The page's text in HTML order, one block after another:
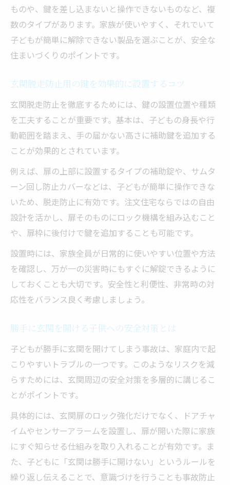
ものや、鍵を差し込まないと操作できないものなど、複
数のタイプがあります。家族が使いやすく、それでいて
子どもが簡単に解除できない製品を選ぶことが、安全な
住まいづくりのポイントです。
玄関脱走防止用の鍵を効果的に設置するコツ
玄関脱走防止を徹底するためには、鍵の設置位置や種類
を工夫することが重要です。基本は、子どもの身長や行
動範囲を踏まえ、手の届かない高さに補助鍵を追加する
ことが効果的とされています。
例えば、扉の上部に設置するタイプの補助錠や、サムタ
ーン回し防止カバーなどは、子どもが簡単に操作できな
いため、脱走防止に有効です。注文住宅ならではの自由
設計を活かし、扉そのものにロック機構を組み込むこと
や、扉枠に後付けで鍵を追加することも可能です。
設置時には、家族全員が日常的に使いやすい位置や方法
を確認し、万が一の災害時にもすぐに解錠できるように
しておくことも大切です。安全性と利便性、非常時の対
応性をバランス良く考慮しましょう。
勝手に玄関を開ける子供への安全対策とは
子どもが勝手に玄関を開けてしまう事故は、家庭内で起
こりやすいトラブルの一つです。このようなリスクを減
らすためには、玄関周辺の安全対策を多層的に講じるこ
とがポイントです。
具体的には、玄関扉のロック強化だけでなく、ドアチャ
イムやセンサーアラームを設置し、扉が開いた際に家族
にすぐ知らせる仕組みを取り入れることが有効です。ま
た、子どもに「玄関は勝手に開けない」というルールを
繰り返し伝えることで、意識づけを行うことも事故防止